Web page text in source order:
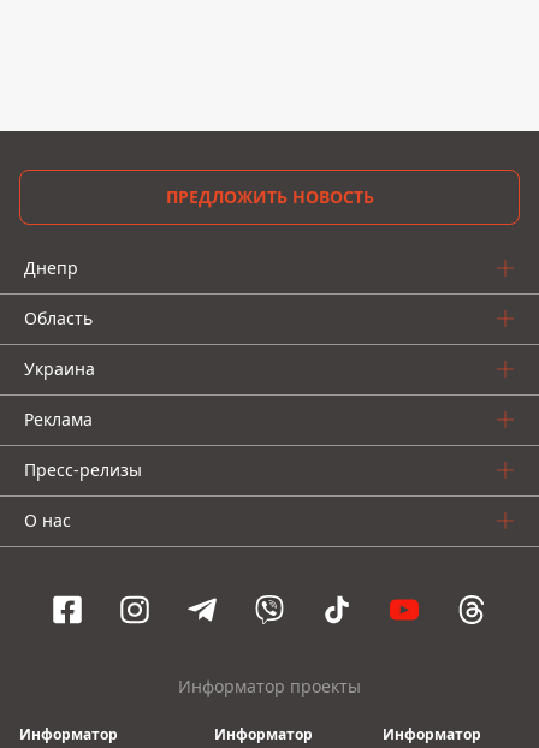
ПРЕДЛОЖИТЬ НОВОСТЬ
Днепр
Область
Украина
Реклама
Пресс-релизы
О нас
Информатор проекты
Информатор
Информатор
Информатор